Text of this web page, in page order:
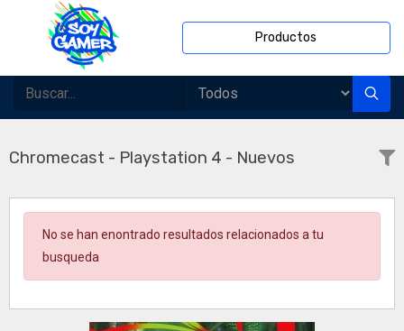
Productos
Chromecast - Playstation 4 - Nuevos
No se han enontrado resultados relacionados a tu
busqueda